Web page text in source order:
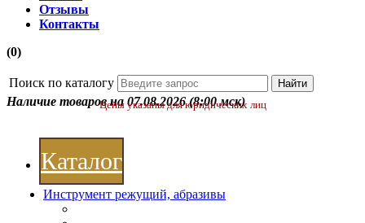
Отзывы
Контакты
(0)
Поиск по каталогу
Наличие товаров на 07.08.2026 (8:00 мск)
Цены указаны для юридических лиц
Каталог
Инструмент режущий, абразивы